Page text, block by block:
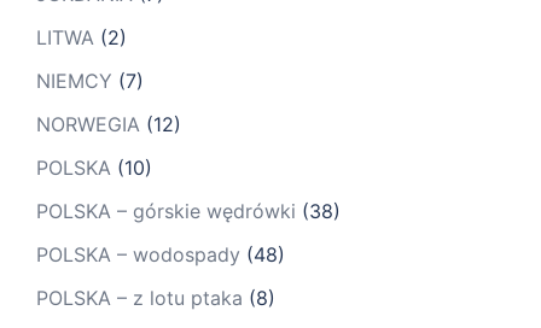
LITWA (2)
NIEMCY (7)
NORWEGIA (12)
POLSKA (10)
POLSKA – górskie wędrówki (38)
POLSKA – wodospady (48)
POLSKA – z lotu ptaka (8)